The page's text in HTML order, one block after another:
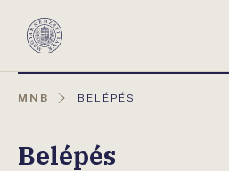
Magyar
MNB
AKTUÁLIS
BELÉPÉS
Belépés